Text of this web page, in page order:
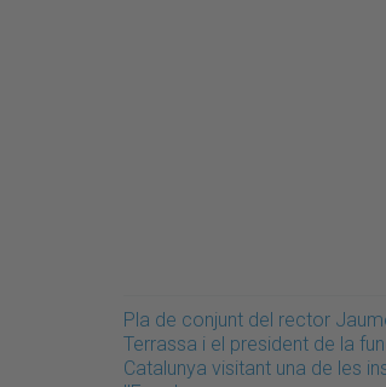
Pla de conjunt del rector
Terrassa i el president de la
Catalunya visitant una de les